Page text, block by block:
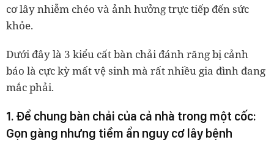
cơ lây nhiễm chéo và ảnh hưởng trực tiếp đến sức
khỏe.
Dưới đây là 3 kiểu cất bàn chải đánh răng bị cảnh
báo là cực kỳ mất vệ sinh mà rất nhiều gia đình đang
mắc phải.
1. Để chung bàn chải của cả nhà trong một cốc:
Gọn gàng nhưng tiềm ẩn nguy cơ lây bệnh